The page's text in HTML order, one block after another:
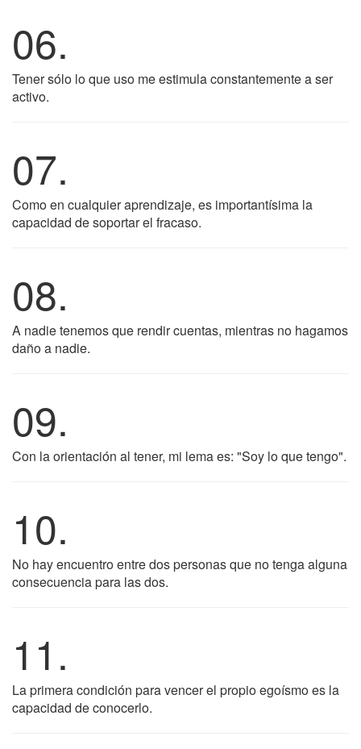
06.
Tener sólo lo que uso me estimula constantemente a ser
activo.
07.
Como en cualquier aprendizaje, es importantísima la
capacidad de soportar el fracaso.
08.
A nadie tenemos que rendir cuentas, mientras no hagamos
daño a nadie.
09.
Con la orientación al tener, mi lema es: "Soy lo que tengo".
10.
No hay encuentro entre dos personas que no tenga alguna
consecuencia para las dos.
11.
La primera condición para vencer el propio egoísmo es la
capacidad de conocerlo.